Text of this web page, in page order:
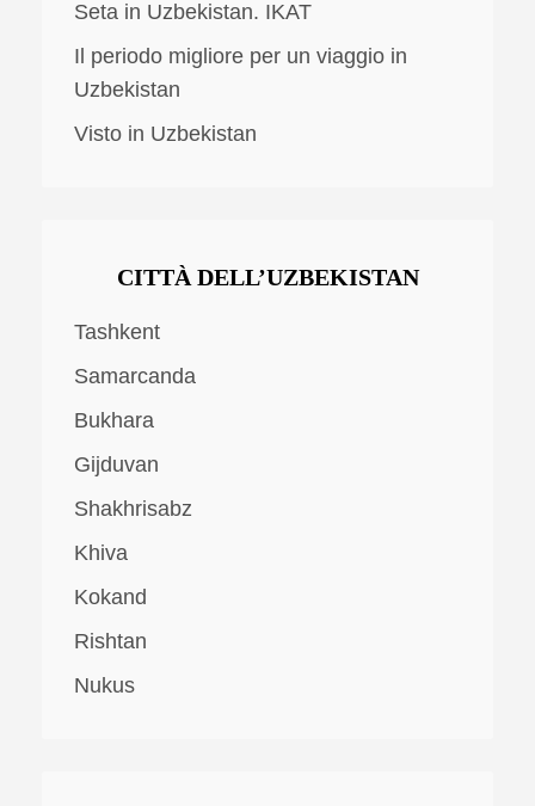
Seta in Uzbekistan. IKAT
Il periodo migliore per un viaggio in
Uzbekistan
Visto in Uzbekistan
CITTÀ DELL’UZBEKISTAN
Tashkent
Samarcanda
Bukhara
Gijduvan
Shakhrisabz
Khiva
Kokand
Rishtan
Nukus